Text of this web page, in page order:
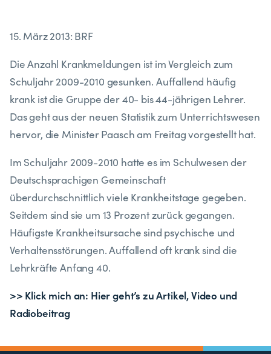
15. März 2013: BRF
Die Anzahl Krankmeldungen ist im Vergleich zum
Schuljahr 2009-2010 gesunken. Auffallend häufig
krank ist die Gruppe der 40- bis 44-jährigen Lehrer.
Das geht aus der neuen Statistik zum Unterrichtswesen
hervor, die Minister Paasch am Freitag vorgestellt hat.
Im Schuljahr 2009-2010 hatte es im Schulwesen der
Deutschsprachigen Gemeinschaft
überdurchschnittlich viele Krankheitstage gegeben.
Seitdem sind sie um 13 Prozent zurück gegangen.
Häufigste Krankheitsursache sind psychische und
Verhaltensstörungen. Auffallend oft krank sind die
Lehrkräfte Anfang 40.
>> Klick mich an: Hier geht’s zu Artikel, Video und
Radiobeitrag